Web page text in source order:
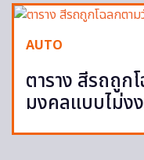
AUTO
ตาราง สีรถถูก
มงคลแบบไม่ง